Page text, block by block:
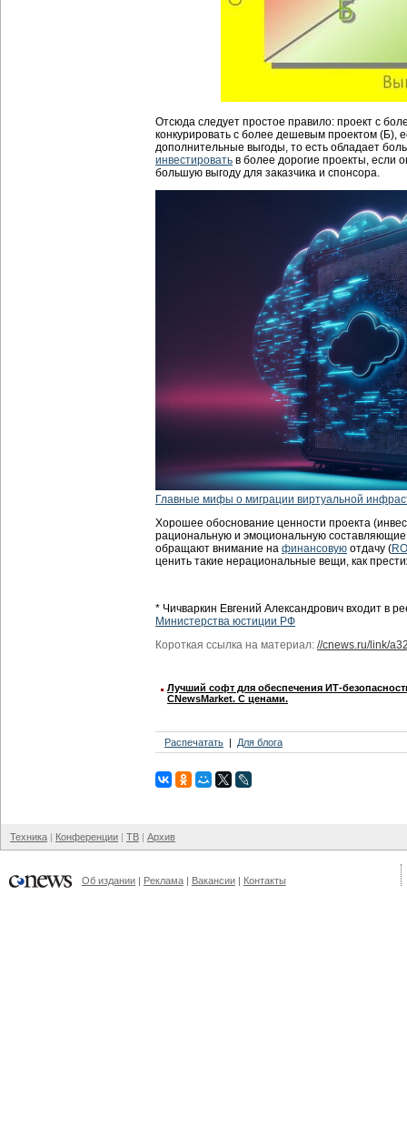
Отсюда следует простое правило: проект с
конкурировать с более дешевым проектом (Б),
дополнительные выгоды, то есть обладает
инвестировать в более дорогие проекты, если
большую выгоду для заказчика и спонсора.
Главные мифы о миграции виртуальной
Хорошее обоснование ценности проекта
рациональную и эмоциональную
обращают внимание на финансовую отдачу (
ценить такие нерациональные вещи, как
* Чичваркин Евгений Александрович входит в
Министерства юстиции РФ
Короткая ссылка на материал: //cnews.ru/link/
Лучший софт для обеспечения ИТ-
CNewsMarket. С ценами.
Распечатать Для блога
Техника Конференции ТВ Архив
Об издании Реклама Вакансии Контакты